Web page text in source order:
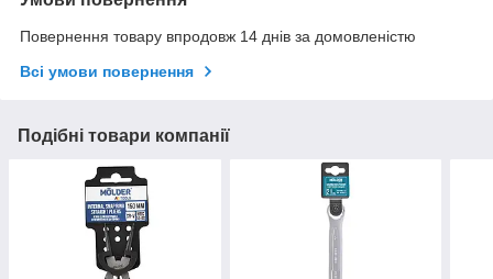
Повернення товару впродовж 14 днів за домовленістю
Всі умови повернення
Подібні товари компанії